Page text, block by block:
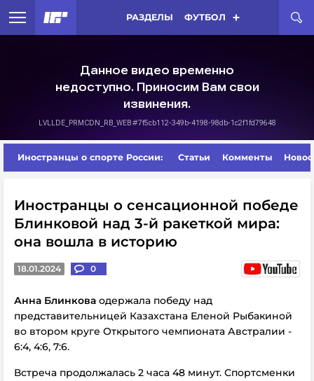
РАЗДЕЛЫ ФУТБОЛ
Иностранцы о спорте России: Статьи Комменты
Иностранцы о сенсационной победе
Блинковой над 3-й ракеткой мира:
она вошла в историю
18.01.2024 0
Анна Блинкова одержала победу над
представительницей Казахстана Еленой Рыбакиной
во втором круге Открытого чемпионата Австралии -
6:4, 4:6, 7:6.
Встреча продолжалась 2 часа 48 минут. Спортсменки